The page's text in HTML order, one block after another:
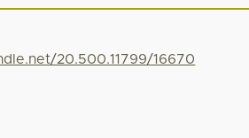
20.500.11799/16670